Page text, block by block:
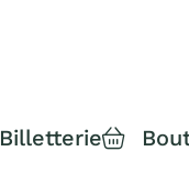
Billetterie